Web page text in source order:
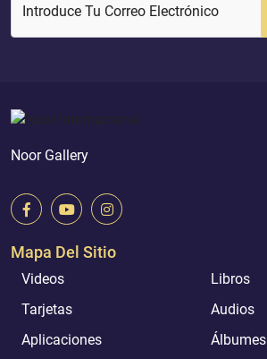
Introduce Tu Correo Electrónico
Noor Gallery
Mapa Del Sitio
Videos
Libros
Tarjetas
Audios
Aplicaciones
Álbumes